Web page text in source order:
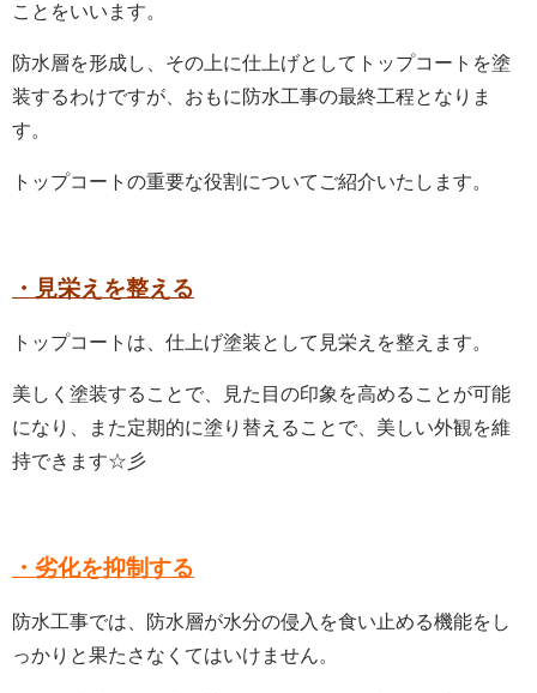
ことをいいます。
防水層を形成し、その上に仕上げとしてトップコートを塗
装するわけですが、おもに防水工事の最終工程となりま
す。
トップコートの重要な役割についてご紹介いたします。
・見栄えを整える
トップコートは、仕上げ塗装として見栄えを整えます。
美しく塗装することで、見た目の印象を高めることが可能
になり、また定期的に塗り替えることで、美しい外観を維
持できます☆彡
・劣化を抑制する
防水工事では、防水層が水分の侵入を食い止める機能をし
っかりと果たさなくてはいけません。